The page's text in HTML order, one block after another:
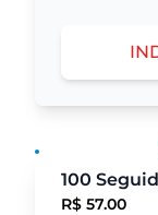
100
R$ 57.00